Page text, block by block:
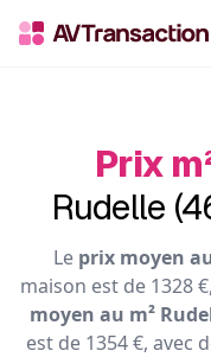
Prix
Rudelle
Le prix moyen
maison est de 1328
moyen au m²
est de 1354 €, avec